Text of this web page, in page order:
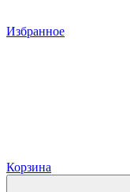
Избранное
Корзина